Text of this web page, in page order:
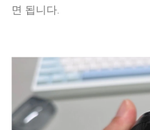
면 됩니다.